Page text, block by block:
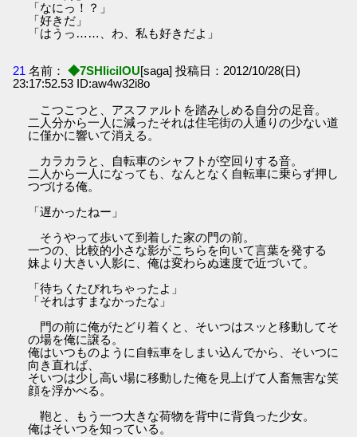
「なにっ！？」
「好きだ」
「はうっ……、わ、私も好きだよ」
21 名前： ◆7SHIicilOU[saga] 投稿日：2012/10/28(日)
23:17:52.53 ID:aw4w32i8o
こつこつと、アスファルトを踏みしめる自分の足音。
二人分から一人に減ったそれは住宅街の人通りの少ない道
に僅かに響いて消える。
カラカラと、自転車のシャフトが空回りする音。
二人から一人になっても、なんとなく自転車に乗らず押し
つづける俺。
「遅かったねー」
そうやって歩いて到着した家の門の前。
一つの、比較的小さな影がこちらを向いて言葉を発する
妹より大きい人影に、俺は変わらぬ速度で近づいて。
「待ちくたびれちゃったよ」
「それはすまなかったな」
門の前に俺がたどり着くと、そいつはスッと移動してそ
の場を俺に譲る。
俺はいつものように自転車をしまい込んでから、そいつに
向き直れば、
そいつは少し高い場に移動した俺を見上げて人畜無害な笑
顔を浮かべる。
鞄と、もう一つ大きな荷物を背中に背負った少女。
俺はそいつを知っている。